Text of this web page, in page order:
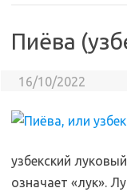
Пиёва
16/10/2022
узбекский
означает «лук».